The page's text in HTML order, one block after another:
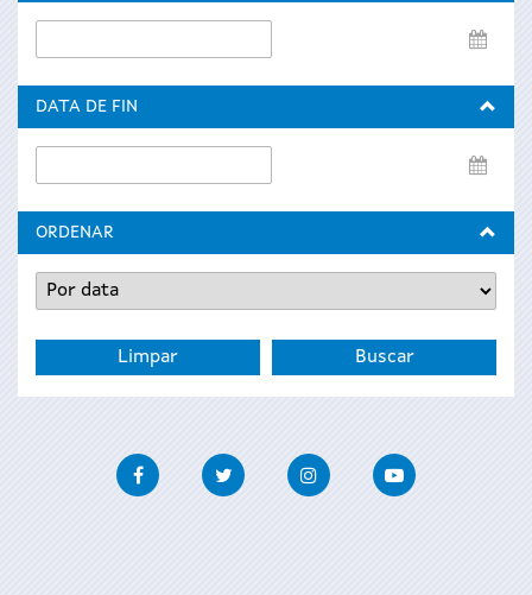
de
DATA DE FIN
de
ORDENAR
FacebookTwitter InstagramYoutube